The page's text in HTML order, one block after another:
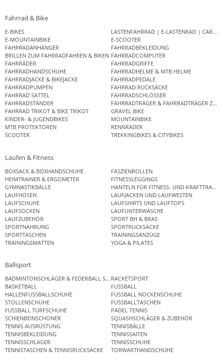
Fahrrad & Bike
E-BIKES
LASTENFAHRRAD | E-LASTENRAD |
E-MOUNTAINBIKE
E-SCOOTER
FAHRRADANHÄNGER
FAHRRADBEKLEIDUNG
BRILLEN ZUM FAHRRADFAHREN & BIKEN FAHRRADCOMPUTER
FAHRRÄDER
FAHRRADGRIFFE
FAHRRADHANDSCHUHE
FAHRRADHELME & MTB HELME
FAHRRADJACKE & BIKEJACKE
FAHRRADPEDALE
FAHRRADPUMPEN
FAHRRAD RUCKSÄCKE
FAHRRAD SATTEL
FAHRRADSCHLÖSSER
FAHRRADSTÄNDER
FAHRRADTRÄGER & FAHRRADTRÄGER
FAHRRAD TRIKOT & BIKE TRIKOT
GRAVEL BIKE
KINDER- & JUGENDBIKES
MOUNTAINBIKE
MTB PROTEKTOREN
RENNRÄDER
SCOOTER
TREKKINGBIKES & CITYBIKES
Laufen & Fitness
BOXSACK & BOXHANDSCHUHE
FASZIENROLLEN
HEIMTRAINER & ERGOMETER
FITNESSLEGGINGS
GYMNASTIKBÄLLE
HANTELN FÜR FITNESS- UND
LAUFHOSEN
LAUFJACKEN UND LAUFWESTEN
LAUFSCHUHE
LAUFSHIRTS UND LAUFTOPS
LAUFSOCKEN
LAUFUNTERWÄSCHE
LAUFZUBEHÖR
SPORT BH & BRAS
SPORTNAHRUNG
SPORTRUCKSÄCKE
SPORTTASCHEN
TRAININGSANZÜGE
TRAININGSMATTEN
YOGA & PILATES
Ballsport
BADMINTONSCHLÄGER & FEDERBALL SETSRACKETSPORT
BASKETBALL
FUSSBALL
HALLENFUSSBALLSCHUHE
FUSSBALL NOCKENSCHUHE
STOLLENSCHUHE
FUSSBALLTASCHEN
FUSSBALL TURFSCHUHE
PADEL TENNIS
SCHIENBEINSCHONER
SQUASHSCHLÄGER & ZUBEHÖR
TENNIS AUSRÜSTUNG
TENNISBÄLLE
TENNISBEKLEIDUNG
TENNISSAITEN
TENNISSCHLÄGER
TENNISSCHUHE
TENNISTASCHEN & TENNISRUCKSÄCKE
TORWARTHANDSCHUHE